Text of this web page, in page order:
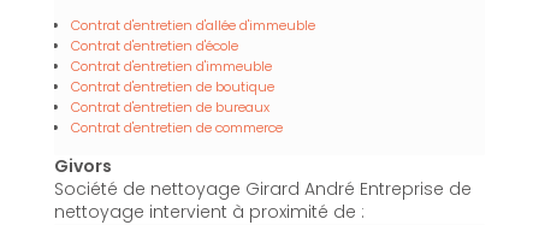
Contrat d'entretien d'allée d'immeuble
Contrat d'entretien d'école
Contrat d'entretien d'immeuble
Contrat d'entretien de boutique
Contrat d'entretien de bureaux
Contrat d'entretien de commerce
Givors
Société de nettoyage Girard André Entreprise de
nettoyage intervient à proximité de :